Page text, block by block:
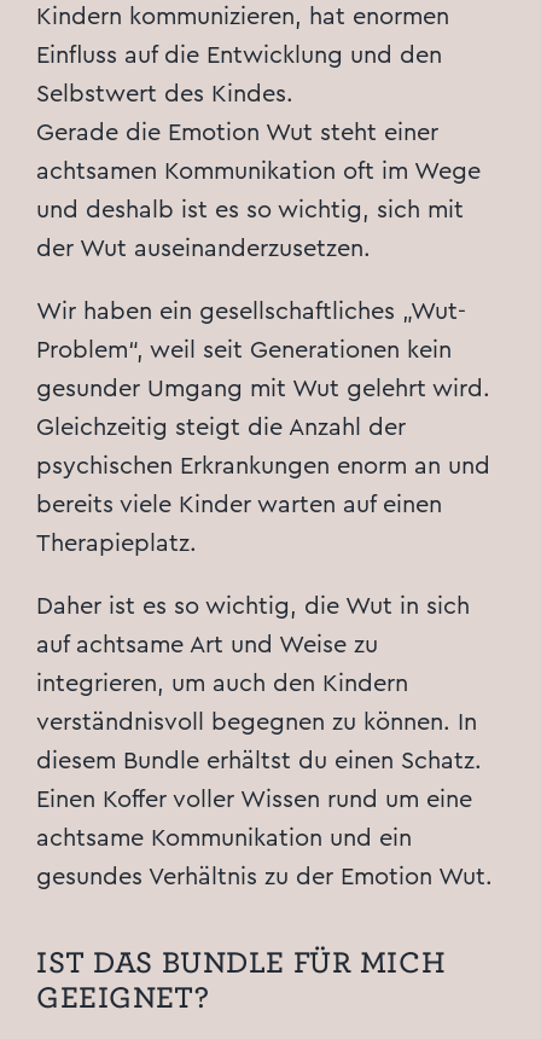
Kindern kommunizieren, hat enormen
Einfluss auf die Entwicklung und den
Selbstwert des Kindes.
Gerade die Emotion Wut steht einer
achtsamen Kommunikation oft im Wege
und deshalb ist es so wichtig, sich mit
der Wut auseinanderzusetzen.
Wir haben ein gesellschaftliches „Wut-
Problem“, weil seit Generationen kein
gesunder Umgang mit Wut gelehrt wird.
Gleichzeitig steigt die Anzahl der
psychischen Erkrankungen enorm an und
bereits viele Kinder warten auf einen
Therapieplatz.
Daher ist es so wichtig, die Wut in sich
auf achtsame Art und Weise zu
integrieren, um auch den Kindern
verständnisvoll begegnen zu können. In
diesem Bundle erhältst du einen Schatz.
Einen Koffer voller Wissen rund um eine
achtsame Kommunikation und ein
gesundes Verhältnis zu der Emotion Wut.
IST DAS BUNDLE FÜR MICH
GEEIGNET?